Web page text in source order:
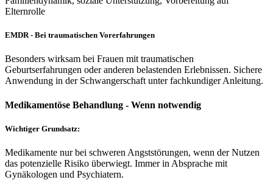
Elternrolle
EMDR - Bei traumatischen Vorerfahrungen
Besonders wirksam bei Frauen mit traumatischen
Geburtserfahrungen oder anderen belastenden Erlebnissen. Sichere
Anwendung in der Schwangerschaft unter fachkundiger Anleitung.
Medikamentöse Behandlung - Wenn notwendig
Wichtiger Grundsatz:
Medikamente nur bei schweren Angststörungen, wenn der Nutzen
das potenzielle Risiko überwiegt. Immer in Absprache mit
Gynäkologen und Psychiatern.